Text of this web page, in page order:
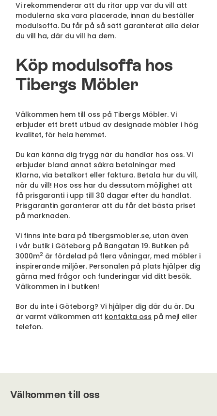
Vi rekommenderar att du ritar upp var du vill att
modulerna ska vara placerade, innan du beställer
modulsoffa. Du får på så sätt garanterat alla delar
du vill ha, där du vill ha dem.
Köp modulsoffa hos
Tibergs Möbler
Välkommen hem till oss på Tibergs Möbler. Vi
erbjuder ett brett utbud av designade möbler i hög
kvalitet, för hela hemmet.
Du kan känna dig trygg när du handlar hos oss. Vi
erbjuder bland annat säkra betalningar med
Klarna, via betalkort eller faktura. Betala hur du vill,
när du vill! Hos oss har du dessutom möjlighet att
få prisgaranti i upp till 30 dagar efter du handlat.
Prisgarantin garanterar att du får det bästa priset
på marknaden.
Vi finns inte bara på tibergsmobler.se, utan även
i vår butik i Göteborg på Bangatan 19. Butiken på
3000m2 är fördelad på flera våningar, med möbler i
inspirerande miljöer. Personalen på plats hjälper dig
gärna med frågor och funderingar vid ditt besök.
Välkommen in i butiken!
Bor du inte i Göteborg? Vi hjälper dig där du är. Du
är varmt välkommen att kontakta oss på mejl eller
telefon.
Välkommen till oss